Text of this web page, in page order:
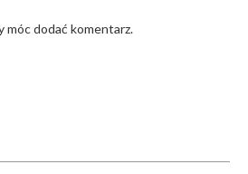
móc dodać komentarz.